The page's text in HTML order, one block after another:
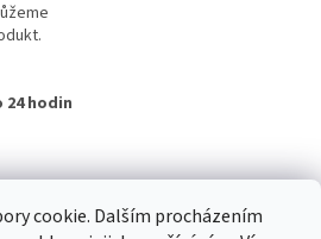
cookie. Dalším procházením
hodin